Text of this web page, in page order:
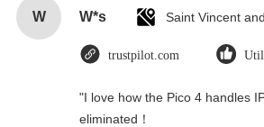
W W*s
trustpilot.com
"I love how the Pico 4 handles
eliminated！